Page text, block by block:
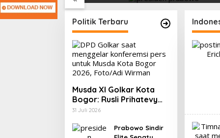
2026
Politik Terbaru
Musda XI Golkar Kota
Bogor: Rusli Prihatevy
Jadi Calon Tunggal Ketua
31 Juli 2026
Prabowo Sindir